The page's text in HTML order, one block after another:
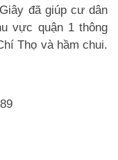
đã giúp cư dân
vực quận 1 thông
Thọ và hầm chui.